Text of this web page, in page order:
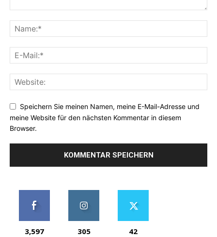
Speichern Sie meinen Namen, meine E-Mail-Adresse und
meine Website für den nächsten Kommentar in diesem
Browser.
3,597 305 42